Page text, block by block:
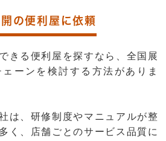
の便利屋に依頼
きる便利屋を探すなら、全国展
ーンを検討する方法がありま
は、研修制度やマニュアルが整
く、店舗ごとのサービス品質に